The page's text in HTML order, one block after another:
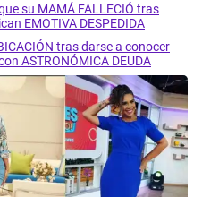
su MAMÁ FALLECIÓ tras
EMOTIVA DESPEDIDA
tras darse a conocer
ASTRONÓMICA DEUDA